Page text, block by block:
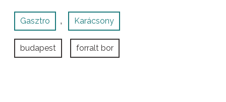
Gasztro , Karácsony
budapest forralt bor